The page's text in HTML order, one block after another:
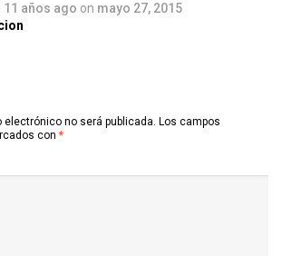
11 años ago on mayo 27, 2015
electrónico no será publicada. Los campos
con *